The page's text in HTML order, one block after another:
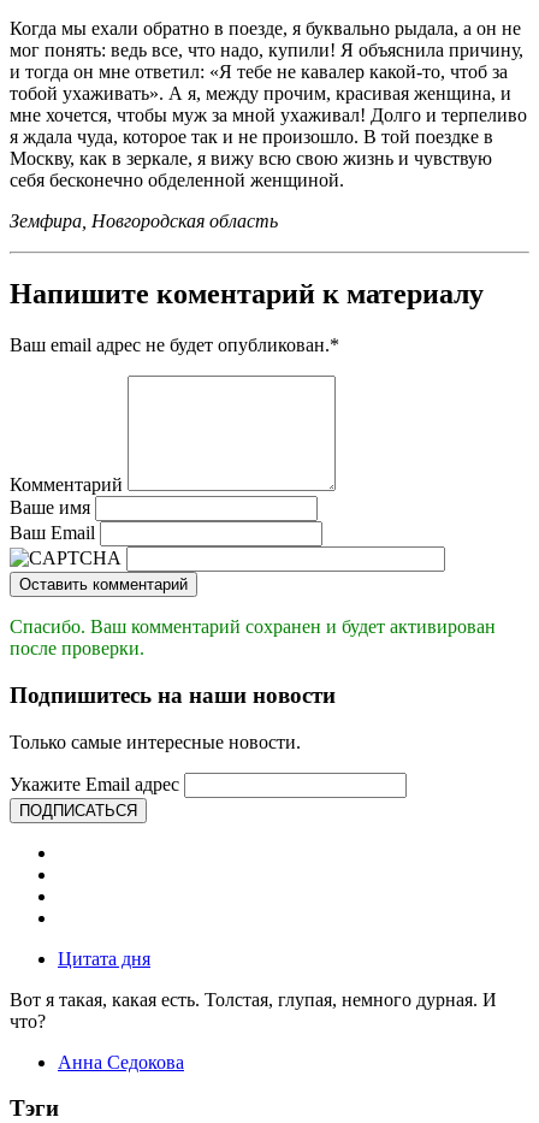
Когда мы ехали обратно в поезде, я буквально рыдала, а он не
мог понять: ведь все, что надо, купили! Я объяснила причину,
и тогда он мне ответил: «Я тебе не кавалер какой-то, чтоб за
тобой ухаживать». А я, между прочим, красивая женщина, и
мне хочется, чтобы муж за мной ухаживал! Долго и терпеливо
я ждала чуда, которое так и не произошло. В той поездке в
Москву, как в зеркале, я вижу всю свою жизнь и чувствую
себя бесконечно обделенной женщиной.
Земфира, Новгородская область
Напишите коментарий к материалу
Ваш email адрес не будет опубликован.*
Комментарий
Ваше имя
Ваш Email
Оставить комментарий
Спасибо. Ваш комментарий сохранен и будет активирован
после проверки.
Подпишитесь на наши новости
Только самые интересные новости.
Укажите Email адрес
ПОДПИСАТЬСЯ
Цитата дня
Вот я такая, какая есть. Толстая, глупая, немного дурная. И
что?
Анна Седокова
Тэги